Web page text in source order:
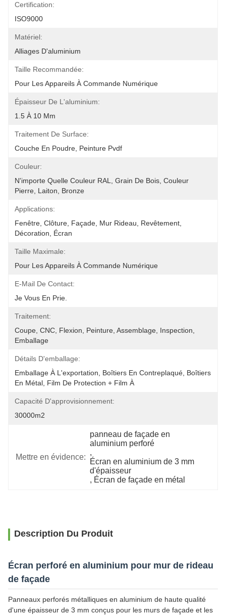
Certification:
ISO9000
Matériel:
Alliages D'aluminium
Taille Recommandée:
Pour Les Appareils À Commande Numérique
Épaisseur De L'aluminium:
1.5 À 10 Mm
Traitement De Surface:
Couche En Poudre, Peinture Pvdf
Couleur:
N'importe Quelle Couleur RAL, Grain De Bois, Couleur
Pierre, Laiton, Bronze
Applications:
Fenêtre, Clôture, Façade, Mur Rideau, Revêtement,
Décoration, Écran
Taille Maximale:
Pour Les Appareils À Commande Numérique
E-Mail De Contact:
Je Vous En Prie.
Traitement:
Coupe, CNC, Flexion, Peinture, Assemblage, Inspection,
Emballage
Détails D'emballage:
Emballage À L'exportation, Boîtiers En Contreplaqué, Boîtiers
En Métal, Film De Protection + Film À
Capacité D'approvisionnement:
30000m2
Mettre en évidence:
panneau de façade en
aluminium perforé
,
Écran en aluminium de 3 mm
d'épaisseur
, Écran de façade en métal
Description Du Produit
Écran perforé en aluminium pour mur de rideau
de façade
Panneaux perforés métalliques en aluminium de haute qualité
d'une épaisseur de 3 mm conçus pour les murs de façade et les